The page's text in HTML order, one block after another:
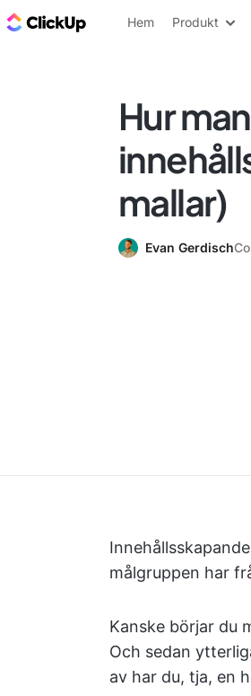
ClickUp-bloggen
Hem Produkt
Hur
mallar)
Evan Gerdisch
målgruppen har
Kanske börjar du
Och sedan
av har du, tja, en